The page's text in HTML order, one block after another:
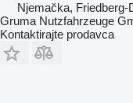
Njemačka, Friedberg-
Gruma Nutzfahrzeuge
Kontaktirajte prodavca